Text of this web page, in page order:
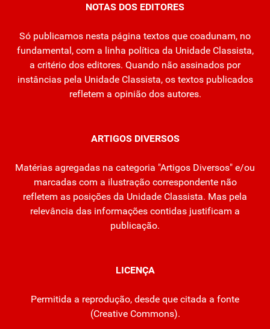
NOTAS DOS EDITORES
Só publicamos nesta página textos que coadunam, no
fundamental, com a linha política da Unidade Classista,
a critério dos editores. Quando não assinados por
instâncias pela Unidade Classista, os textos publicados
refletem a opinião dos autores.
ARTIGOS DIVERSOS
Matérias agregadas na categoria "Artigos Diversos" e/ou
marcadas com a ilustração correspondente não
refletem as posições da Unidade Classista. Mas pela
relevância das informações contidas justificam a
publicação.
LICENÇA
Permitida a reprodução, desde que citada a fonte
(Creative Commons).